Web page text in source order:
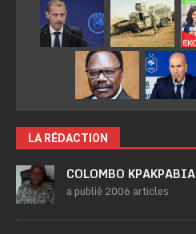
LA RÉDACTION
COLOMBO KPAKPABIA
a publié 2006 articles